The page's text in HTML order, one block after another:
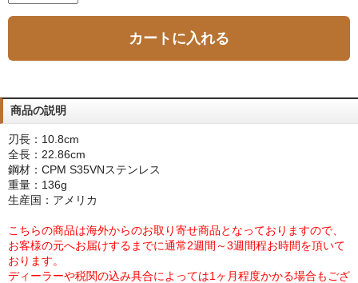
カートに入れる
商品の説明
刃長：10.8cm
全長：22.86cm
鋼材：CPM S35VNステンレス
重量：136g
生産国：アメリカ
こちらの商品は海外からのお取り寄せ商品となっておりますので、
お客様の元へお届けするまでに通常2週間～3週間程お時間を頂いて
おります。
ディーラーや税関の込み具合によっては1ヶ月程度かかる場合もござ